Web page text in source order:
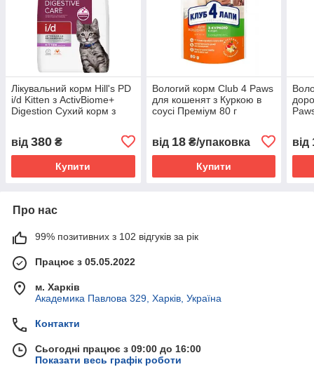
Лікувальний корм Hill's PD
i/d Kitten з ActivBiome+
Digestion Сухий корм з
догляд за травленням 400
гвід 380 ₴
Купити
Вологий корм Club 4 Paws
для кошенят з Куркою в
соусі Преміум 80 г
від 18₴/упаковка
Купити
від
Про нас
99% позитивних з 102 відгуків за рік
Працює з 05.05.2022
м. Харків
Академика Павлова 329, Харків, Україна
Контакти
Сьогодні працює з 09:00 до 16:00
Показати весь графік роботи